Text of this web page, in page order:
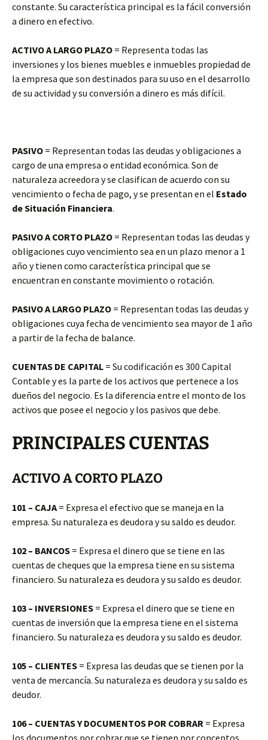
constante. Su característica principal es la fácil conversión
a dinero en efectivo.
ACTIVO A LARGO PLAZO = Representa todas las
inversiones y los bienes muebles e inmuebles propiedad de
la empresa que son destinados para su uso en el desarrollo
de su actividad y su conversión a dinero es más difícil.
PASIVO = Representan todas las deudas y obligaciones a
cargo de una empresa o entidad económica. Son de
naturaleza acreedora y se clasifican de acuerdo con su
vencimiento o fecha de pago, y se presentan en el Estado
de Situación Financiera.
PASIVO A CORTO PLAZO = Representan todas las deudas y
obligaciones cuyo vencimiento sea en un plazo menor a 1
año y tienen como característica principal que se
encuentran en constante movimiento o rotación.
PASIVO A LARGO PLAZO = Representan todas las deudas y
obligaciones cuya fecha de vencimiento sea mayor de 1 año
a partir de la fecha de balance.
CUENTAS DE CAPITAL = Su codificación es 300 Capital
Contable y es la parte de los activos que pertenece a los
dueños del negocio. Es la diferencia entre el monto de los
activos que posee el negocio y los pasivos que debe.
PRINCIPALES CUENTAS
ACTIVO A CORTO PLAZO
101 – CAJA= Expresa el efectivo que se maneja en la
empresa. Su naturaleza es deudora y su saldo es deudor.
102 – BANCOS = Expresa el dinero que se tiene en las
cuentas de cheques que la empresa tiene en su sistema
financiero. Su naturaleza es deudora y su saldo es deudor.
103 – INVERSIONES = Expresa el dinero que se tiene en
cuentas de inversión que la empresa tiene en el sistema
financiero. Su naturaleza es deudora y su saldo es deudor.
105 – CLIENTES = Expresa las deudas que se tienen por la
venta de mercancía. Su naturaleza es deudora y su saldo es
deudor.
106 – CUENTAS Y DOCUMENTOS POR COBRAR = Expresa
los documentos por cobrar que se tienen por conceptos